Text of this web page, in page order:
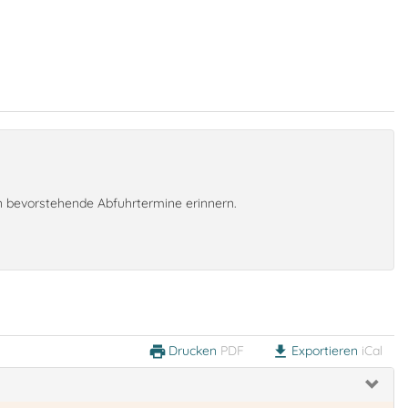
Abfuhrtermine erinnern.
print Drucken PDF download Exportieren iCal